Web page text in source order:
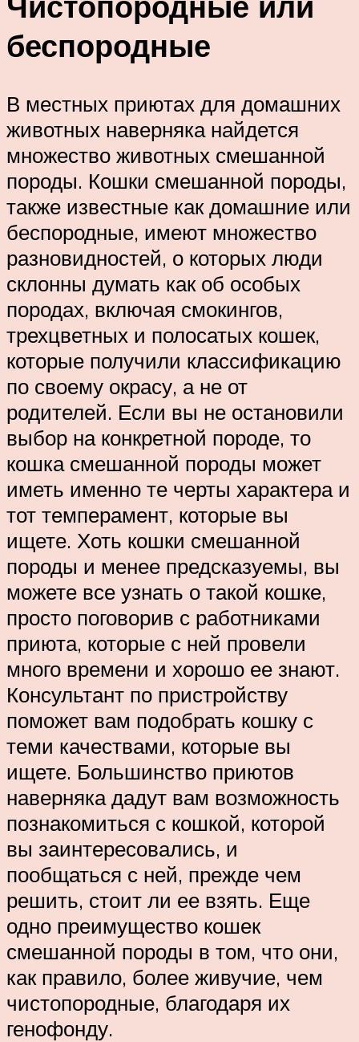
беспородные
В местных приютах для домашних
животных наверняка найдется
множество животных смешанной
породы. Кошки смешанной породы,
также известные как домашние или
беспородные, имеют множество
разновидностей, о которых люди
склонны думать как об особых
породах, включая смокингов,
трехцветных и полосатых кошек,
которые получили классификацию
по своему окрасу, а не от
родителей. Если вы не остановили
выбор на конкретной породе, то
кошка смешанной породы может
иметь именно те черты характера и
тот темперамент, которые вы
ищете. Хоть кошки смешанной
породы и менее предсказуемы, вы
можете все узнать о такой кошке,
просто поговорив с работниками
приюта, которые с ней провели
много времени и хорошо ее знают.
Консультант по пристройству
поможет вам подобрать кошку с
теми качествами, которые вы
ищете. Большинство приютов
наверняка дадут вам возможность
познакомиться с кошкой, которой
вы заинтересовались, и
пообщаться с ней, прежде чем
решить, стоит ли ее взять. Еще
одно преимущество кошек
смешанной породы в том, что они,
как правило, более живучие, чем
чистопородные, благодаря их
генофонду.